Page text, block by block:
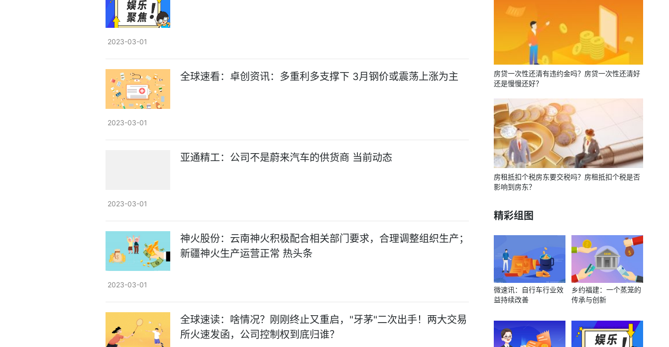
2023-03-01
全球速看：卓创资讯：多重利多支撑下 3月钢价或震荡上涨为主
2023-03-01
亚通精工：公司不是蔚来汽车的供货商 当前动态
2023-03-01
神火股份：云南神火积极配合相关部门要求，合理调整组织生产；
新疆神火生产运营正常 热头条
2023-03-01
全球速读：啥情况？刚刚终止又重启，"牙茅"二次出手！两大交易
所火速发函，公司控制权到底归谁？
房贷一次性还清有违约金吗？房贷一次性还清好
还是慢慢还好？
房租抵扣个税房东要交税吗？房租抵扣个税是否
影响到房东？
精彩组图
微速讯：自行车行业效
益持续改善
乡约福建：一个蒸笼的
传承与创新